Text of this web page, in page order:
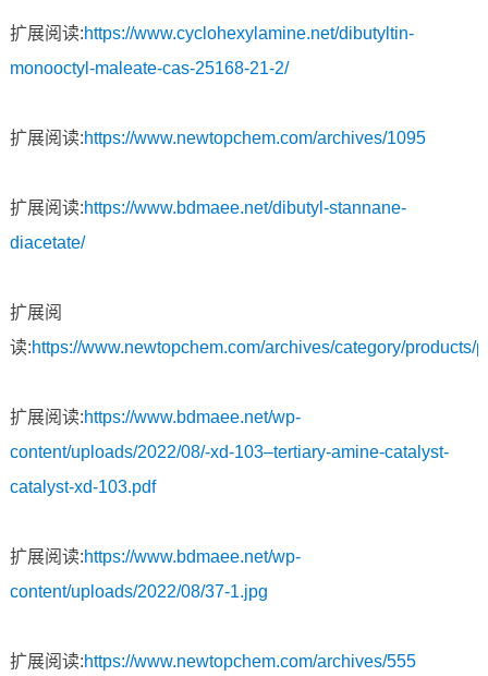
扩展阅读:https://www.cyclohexylamine.net/dibutyltin-
monooctyl-maleate-cas-25168-21-2/
扩展阅读:https://www.newtopchem.com/archives/1095
扩展阅读:https://www.bdmaee.net/dibutyl-stannane-
diacetate/
扩展阅
读:https://www.newtopchem.com/archives/category/products/
扩展阅读:https://www.bdmaee.net/wp-
content/uploads/2022/08/-xd-103–tertiary-amine-catalyst-
catalyst-xd-103.pdf
扩展阅读:https://www.bdmaee.net/wp-
content/uploads/2022/08/37-1.jpg
扩展阅读:https://www.newtopchem.com/archives/555